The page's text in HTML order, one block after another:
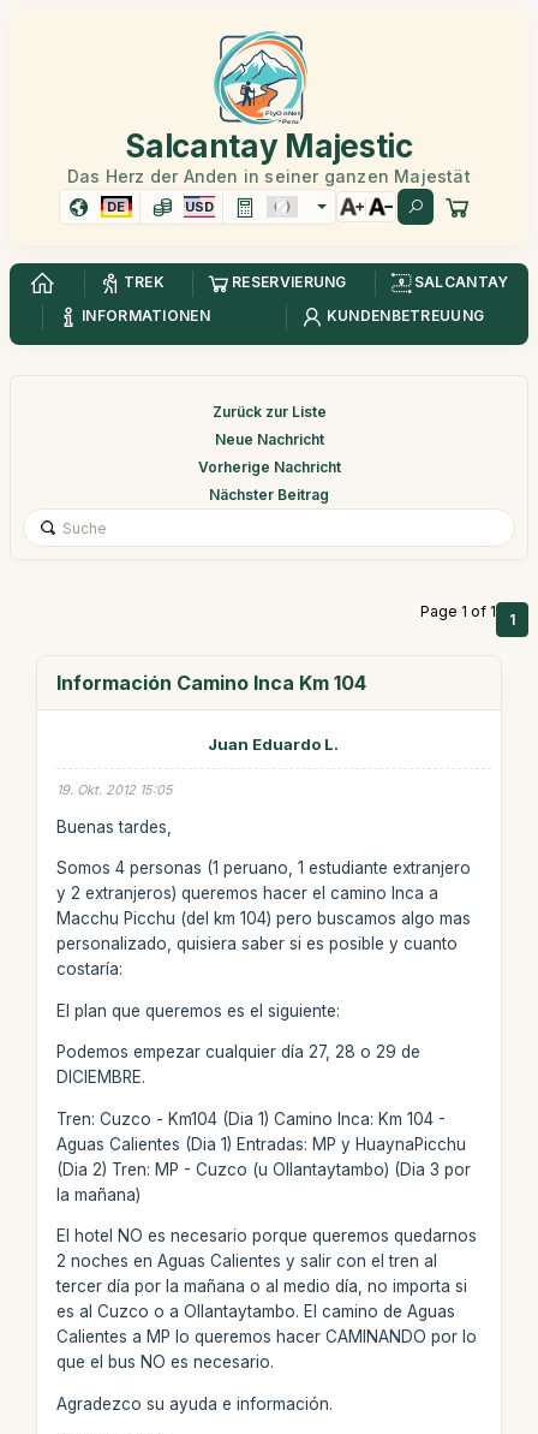
Salcantay Majestic
Das Herz der Anden in seiner ganzen Majestät
DE USD
TREK RESERVIERUNG
SALCANTAY
INFORMATIONEN
KUNDENBETREUUNG
Zurück zur Liste
Neue Nachricht
Vorherige Nachricht
Nächster Beitrag
Page 1 of 1 1
Información Camino Inca Km 104
Juan Eduardo L.
19. Okt. 2012 15:05
Buenas tardes,
Somos 4 personas (1 peruano, 1 estudiante extranjero
y 2 extranjeros) queremos hacer el camino Inca a
Macchu Picchu (del km 104) pero buscamos algo mas
personalizado, quisiera saber si es posible y cuanto
costaría:
El plan que queremos es el siguiente:
Podemos empezar cualquier día 27, 28 o 29 de
DICIEMBRE.
Tren: Cuzco - Km104 (Dia 1) Camino Inca: Km 104 -
Aguas Calientes (Dia 1) Entradas: MP y HuaynaPicchu
(Dia 2) Tren: MP - Cuzco (u Ollantaytambo) (Dia 3 por
la mañana)
El hotel NO es necesario porque queremos quedarnos
2 noches en Aguas Calientes y salir con el tren al
tercer día por la mañana o al medio día, no importa si
es al Cuzco o a Ollantaytambo. El camino de Aguas
Calientes a MP lo queremos hacer CAMINANDO por lo
que el bus NO es necesario.
Agradezco su ayuda e información.